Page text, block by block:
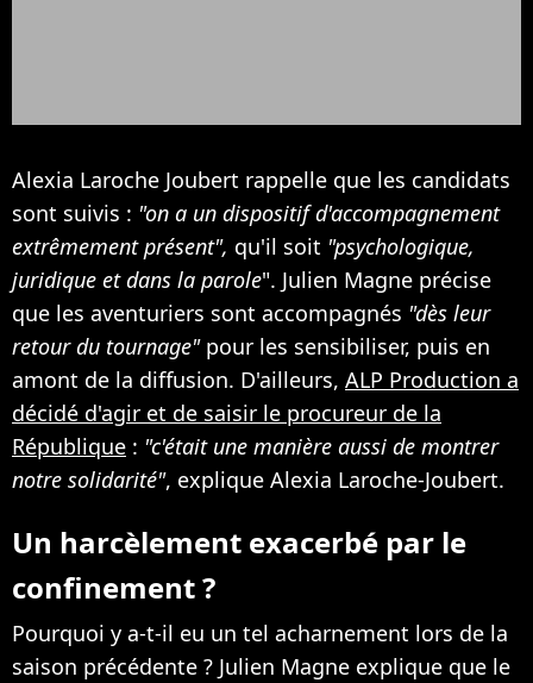
Alexia Laroche Joubert rappelle que les candidats
sont suivis : "on a un dispositif d'accompagnement
extrêmement présent", qu'il soit "psychologique,
juridique et dans la parole". Julien Magne précise
que les aventuriers sont accompagnés "dès leur
retour du tournage"pour les sensibiliser, puis en
amont de la diffusion. D'ailleurs, ALP Production a
décidé d'agir et de saisir le procureur de la
République : "c'était une manière aussi de montrer
notre solidarité", explique Alexia Laroche-Joubert.
Un harcèlement exacerbé par le
confinement ?
Pourquoi y a-t-il eu un tel acharnement lors de la
saison précédente ? Julien Magne explique que le